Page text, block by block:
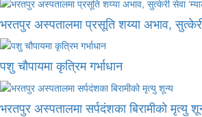
भरतपुर अस्पतालमा प्रसूति शय्या अभाव, सुत्केरी
पशु चौपायमा कृत्रिम गर्भाधान
भरतपुर अस्पतालमा सर्पदंशका बिरामीको मृत्यु